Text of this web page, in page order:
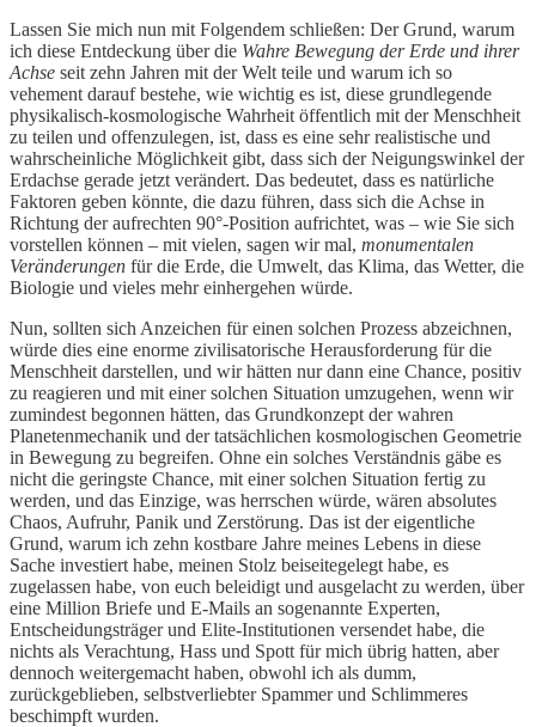
Lassen Sie mich nun mit Folgendem schließen: Der Grund, warum
ich diese Entdeckung über die Wahre Bewegung der Erde und ihrer
Achse seit zehn Jahren mit der Welt teile und warum ich so
vehement darauf bestehe, wie wichtig es ist, diese grundlegende
physikalisch-kosmologische Wahrheit öffentlich mit der Menschheit
zu teilen und offenzulegen, ist, dass es eine sehr realistische und
wahrscheinliche Möglichkeit gibt, dass sich der Neigungswinkel der
Erdachse gerade jetzt verändert. Das bedeutet, dass es natürliche
Faktoren geben könnte, die dazu führen, dass sich die Achse in
Richtung der aufrechten 90°-Position aufrichtet, was – wie Sie sich
vorstellen können – mit vielen, sagen wir mal, monumentalen
Veränderungen für die Erde, die Umwelt, das Klima, das Wetter, die
Biologie und vieles mehr einhergehen würde.
Nun, sollten sich Anzeichen für einen solchen Prozess abzeichnen,
würde dies eine enorme zivilisatorische Herausforderung für die
Menschheit darstellen, und wir hätten nur dann eine Chance, positiv
zu reagieren und mit einer solchen Situation umzugehen, wenn wir
zumindest begonnen hätten, das Grundkonzept der wahren
Planetenmechanik und der tatsächlichen kosmologischen Geometrie
in Bewegung zu begreifen. Ohne ein solches Verständnis gäbe es
nicht die geringste Chance, mit einer solchen Situation fertig zu
werden, und das Einzige, was herrschen würde, wären absolutes
Chaos, Aufruhr, Panik und Zerstörung. Das ist der eigentliche
Grund, warum ich zehn kostbare Jahre meines Lebens in diese
Sache investiert habe, meinen Stolz beiseitegelegt habe, es
zugelassen habe, von euch beleidigt und ausgelacht zu werden, über
eine Million Briefe und E-Mails an sogenannte Experten,
Entscheidungsträger und Elite-Institutionen versendet habe, die
nichts als Verachtung, Hass und Spott für mich übrig hatten, aber
dennoch weitergemacht haben, obwohl ich als dumm,
zurückgeblieben, selbstverliebter Spammer und Schlimmeres
beschimpft wurden.